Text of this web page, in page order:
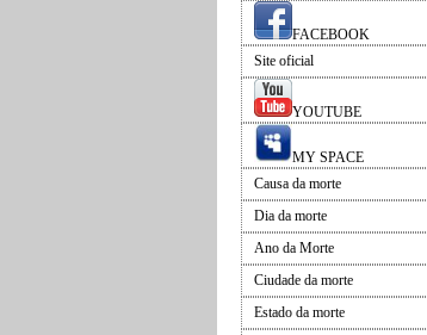
FACEBOOK
Site oficial
YOUTUBE
MY SPACE
Causa da morte
Dia da morte
Ano da Morte
Ciudade da morte
Estado da morte